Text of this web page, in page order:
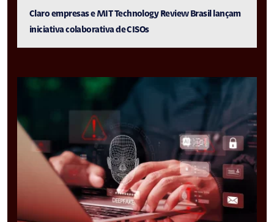
Claro empresas e MIT Technology Review Brasil lançam
iniciativa colaborativa de CISOs